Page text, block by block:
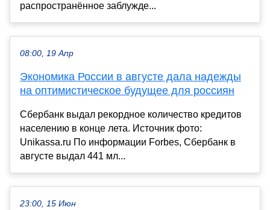
распространённое заблужде...
08:00, 19 Апр
Экономика России в августе дала надежды
на оптимистическое будущее для россиян
Сбербанк выдал рекордное количество кредитов
населению в конце лета. Источник фото:
Unikassa.ru По информации Forbes, Сбербанк в
августе выдал 441 мл...
23:00, 15 Июн